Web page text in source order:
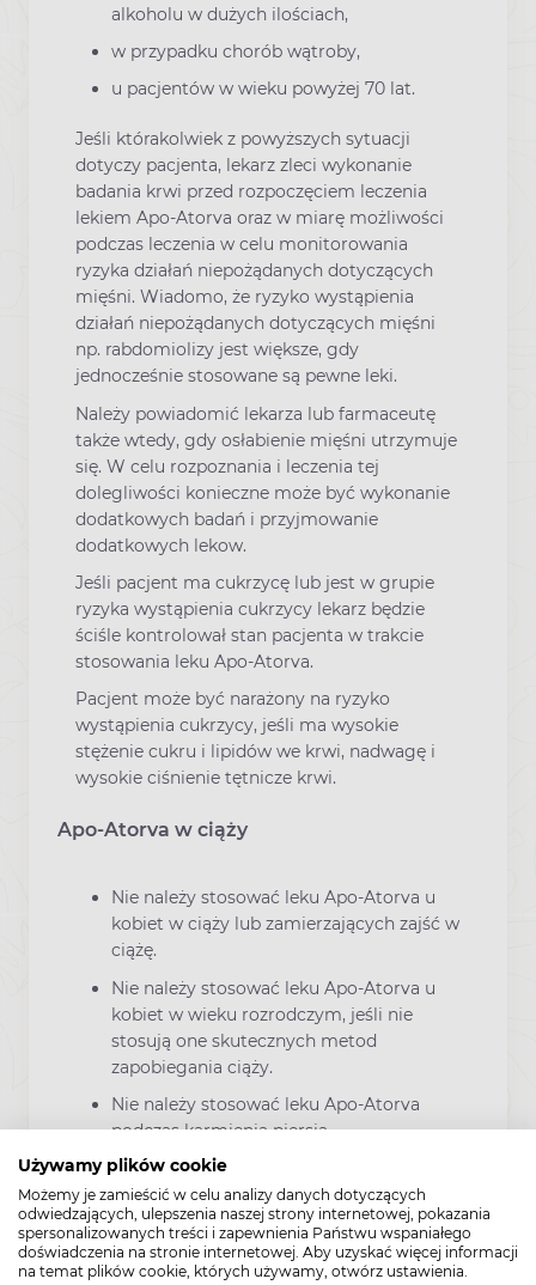
Używamy plików cookie
Możemy je zamieścić w celu analizy danych dotyczących
odwiedzających, ulepszenia naszej strony internetowej, pokazania
spersonalizowanych treści i zapewnienia Państwu wspaniałego
doświadczenia na stronie internetowej. Aby uzyskać więcej informacji
na temat plików cookie, których używamy, otwórz ustawienia.
alkoholu w dużych ilościach,
w przypadku chorób wątroby,
u pacjentów w wieku powyżej 70 lat.
Jeśli którakolwiek z powyższych sytuacji
dotyczy pacjenta, lekarz zleci wykonanie
badania krwi przed rozpoczęciem leczenia
lekiem Apo-Atorva oraz w miarę możliwości
podczas leczenia w celu monitorowania
ryzyka działań niepożądanych dotyczących
mięśni. Wiadomo, że ryzyko wystąpienia
działań niepożądanych dotyczących mięśni
np. rabdomiolizy jest większe, gdy
jednocześnie stosowane są pewne leki.
Należy powiadomić lekarza lub farmaceutę
także wtedy, gdy osłabienie mięśni utrzymuje
się. W celu rozpoznania i leczenia tej
dolegliwości konieczne może być wykonanie
dodatkowych badań i przyjmowanie
dodatkowych lekow.
Jeśli pacjent ma cukrzycę lub jest w grupie
ryzyka wystąpienia cukrzycy lekarz będzie
ściśle kontrolował stan pacjenta w trakcie
stosowania leku Apo-Atorva.
Pacjent może być narażony na ryzyko
wystąpienia cukrzycy, jeśli ma wysokie
stężenie cukru i lipidów we krwi, nadwagę i
wysokie ciśnienie tętnicze krwi.
Apo-Atorva w ciąży
Nie należy stosować leku Apo-Atorva u
kobiet w ciąży lub zamierzających zajść w
ciążę.
Nie należy stosować leku Apo-Atorva u
kobiet w wieku rozrodczym, jeśli nie
stosują one skutecznych metod
zapobiegania ciąży.
Nie należy stosować leku Apo-Atorva
podczas karmienia piersią.
Bezpieczeństwo stosowania leku Apo-
Atorva w czasie ciąży i w okresie
karmienia piersią nie zostało
udowodnione.